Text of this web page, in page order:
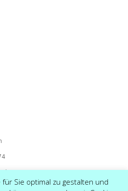
Sie optimal zu gestalten und